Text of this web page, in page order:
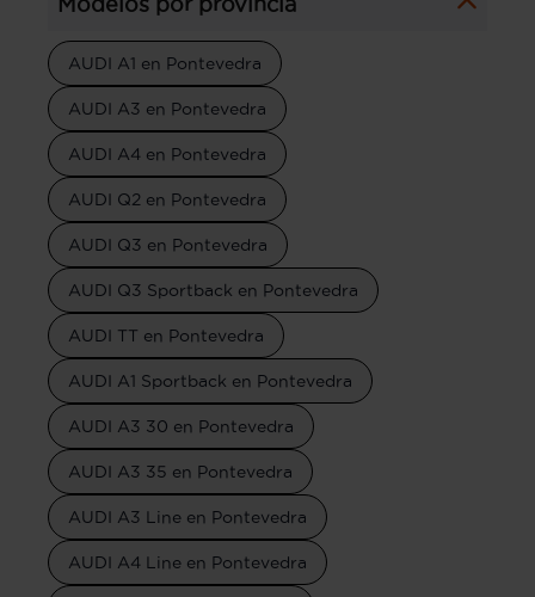
Modelos por provincia
AUDI A1 en Pontevedra
AUDI A3 en Pontevedra
AUDI A4 en Pontevedra
AUDI Q2 en Pontevedra
AUDI Q3 en Pontevedra
AUDI Q3 Sportback en Pontevedra
AUDI TT en Pontevedra
AUDI A1 Sportback en Pontevedra
AUDI A3 30 en Pontevedra
AUDI A3 35 en Pontevedra
AUDI A3 Line en Pontevedra
AUDI A4 Line en Pontevedra